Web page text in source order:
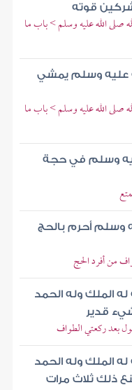
قوته
الله عليه وسلم > باب ما
عليه وسلم يمشي
الله عليه وسلم > باب ما
وسلم في حجة
وسلم أحرم بالحج
من أفرد الحج
له الملك وله الحمد
قدير
بعد ركعتي الطواف
له الملك وله الحمد
ذلك ثلاث مرات